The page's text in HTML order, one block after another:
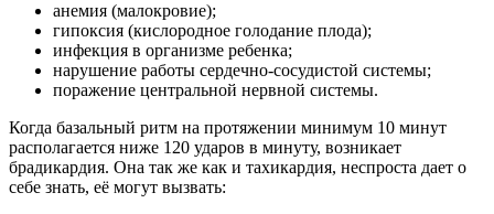
анемия (малокровие);
гипоксия (кислородное голодание плода);
инфекция в организме ребенка;
нарушение работы сердечно-сосудистой системы;
поражение центральной нервной системы.
Когда базальный ритм на протяжении минимум 10 минут
располагается ниже 120 ударов в минуту, возникает
брадикардия. Она так же как и тахикардия, неспроста дает о
себе знать, её могут вызвать: